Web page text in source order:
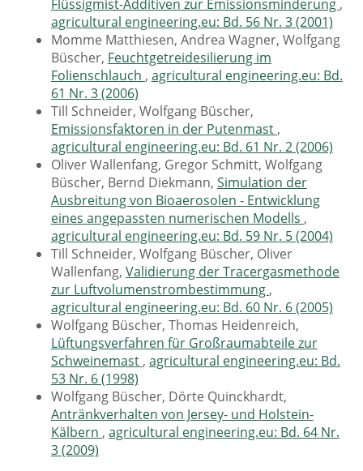
Flüssigmist-Additiven zur Emissionsminderung ,
agricultural engineering.eu: Bd. 56 Nr. 3 (2001)
Momme Matthiesen, Andrea Wagner, Wolfgang
Büscher, Feuchtgetreidesilierung im
Folienschlauch , agricultural engineering.eu: Bd.
61 Nr. 3 (2006)
Till Schneider, Wolfgang Büscher,
Emissionsfaktoren in der Putenmast ,
agricultural engineering.eu: Bd. 61 Nr. 2 (2006)
Oliver Wallenfang, Gregor Schmitt, Wolfgang
Büscher, Bernd Diekmann, Simulation der
Ausbreitung von Bioaerosolen - Entwicklung
eines angepassten numerischen Modells ,
agricultural engineering.eu: Bd. 59 Nr. 5 (2004)
Till Schneider, Wolfgang Büscher, Oliver
Wallenfang, Validierung der Tracergasmethode
zur Luftvolumenstrombestimmung ,
agricultural engineering.eu: Bd. 60 Nr. 6 (2005)
Wolfgang Büscher, Thomas Heidenreich,
Lüftungsverfahren für Großraumabteile zur
Schweinemast , agricultural engineering.eu: Bd.
53 Nr. 6 (1998)
Wolfgang Büscher, Dörte Quinckhardt,
Antränkverhalten von Jersey- und Holstein-
Kälbern , agricultural engineering.eu: Bd. 64 Nr.
3 (2009)